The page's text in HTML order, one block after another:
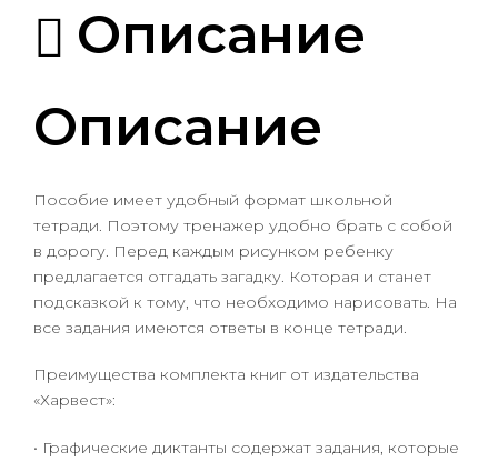
Описание
Описание
Пособие имеет удобный формат школьной
тетради. Поэтому тренажер удобно брать с собой
в дорогу. Перед каждым рисунком ребенку
предлагается отгадать загадку. Которая и станет
подсказкой к тому, что необходимо нарисовать. На
все задания имеются ответы в конце тетради.
Преимущества комплекта книг от издательства
«Харвест»:
• Графические диктанты содержат задания, которые